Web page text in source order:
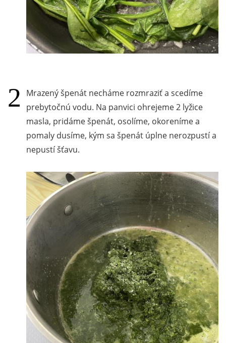
Mrazený špenát necháme rozmraziť a scedíme
prebytočnú vodu. Na panvici ohrejeme 2 lyžice
masla, pridáme špenát, osolíme, okoreníme a
pomaly dusíme, kým sa špenát úplne nerozpustí a
nepustí šťavu.